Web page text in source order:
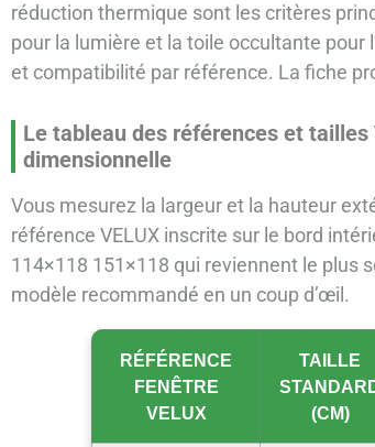
réduction thermique sont les critères
pour la lumière et la toile occultante pour
et compatibilité par référence. La fiche
Le tableau des références et
dimensionnelle
Vous mesurez la largeur et la hauteur
référence VELUX inscrite sur le bord
114×118 151×118 qui reviennent le plus
modèle recommandé en un coup d’œil.
RÉFÉRENCE
FENÊTRE
VELUX
TAILLE
(CM)